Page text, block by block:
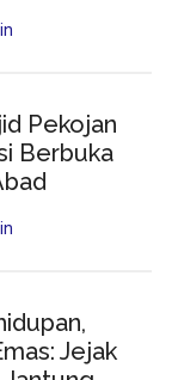
Pekojan
Berbuka
Jejak